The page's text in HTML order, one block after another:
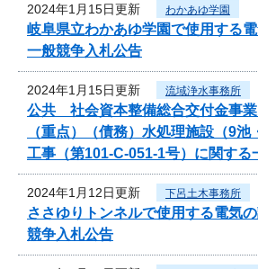
2024年1月15日更新 わかあゆ学園
岐阜県立わかあゆ学園で使用する
一般競争入札公告
2024年1月15日更新 流域浄水事務所
公共 社会資本整備総合交付金事業
（重点）（債務）水処理施設（9
工事（第101-C-051-1号）に関する
2024年1月12日更新 下呂土木事務所
ささゆりトンネルで使用する電気
競争入札公告